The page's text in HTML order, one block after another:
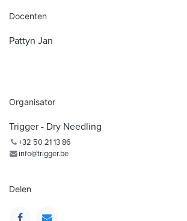
Docenten
Pattyn Jan
Organisator
Trigger - Dry Needling
+32 50 21 13 86
info@trigger.be
Delen